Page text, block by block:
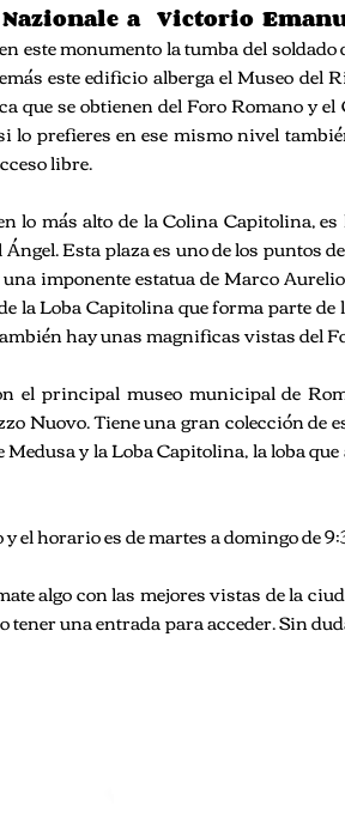
a Victorio
este monumento la tumba del
este edificio alberga el Museo del
se obtienen del Foro Romano y el
lo prefieres en ese mismo nivel
libre.
lo más alto de la Colina Capitolina,
Esta plaza es uno de los puntos
imponente estatua de Marco
la Loba Capitolina que forma parte de
hay unas magnificas vistas del
el principal museo municipal de
Nuovo. Tiene una gran colección de
y la Loba Capitolina, la loba
el horario es de martes a domingo de
algo con las mejores vistas de la
una entrada para acceder. Sin